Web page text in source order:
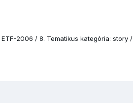
ETF-2006 / 8. Tematikus kategória: story/